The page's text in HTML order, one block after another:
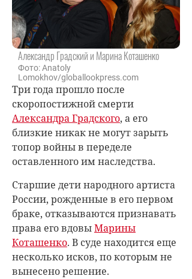
Александр Градский и Марина Коташенко
Фото: Anatoly
Lomokhov/globallookpress.com
Три года прошло после
скоропостижной смерти
Александра Градского, а его
близкие никак не могут зарыть
топор войны в переделе
оставленного им наследства.
Старшие дети народного артиста
России, рожденные в его первом
браке, отказываются признавать
права его вдовыМарины
Коташенко. В суде находится еще
несколько исков, по которым не
вынесено решение.